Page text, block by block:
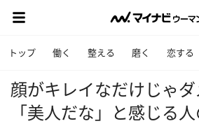
トップ 働く 整える 磨く 恋する
顔がキレイなだけじゃ
「美人だな」と感じる